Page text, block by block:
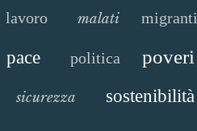
lavoro malati migranti
pace politica poveri
sicurezza sostenibilità